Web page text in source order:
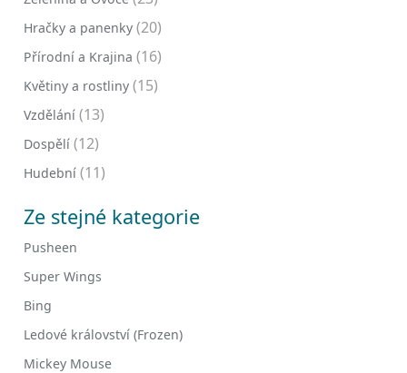
Hračky a panenky (20)
Přírodní a Krajina (16)
Květiny a rostliny (15)
Vzdělání (13)
Dospělí (12)
Hudební (11)
Ze stejné kategorie
Pusheen
Super Wings
Bing
Ledové království (Frozen)
Mickey Mouse